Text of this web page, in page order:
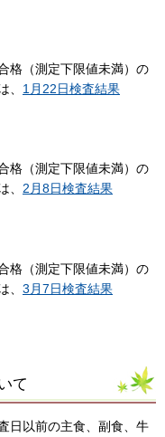
格（測定下限値未満）の
、 1月22日検査結果
格（測定下限値未満）の
、 2月8日検査結果
格（測定下限値未満）の
、 3月7日検査結果
て
日以前の主食、副食、牛